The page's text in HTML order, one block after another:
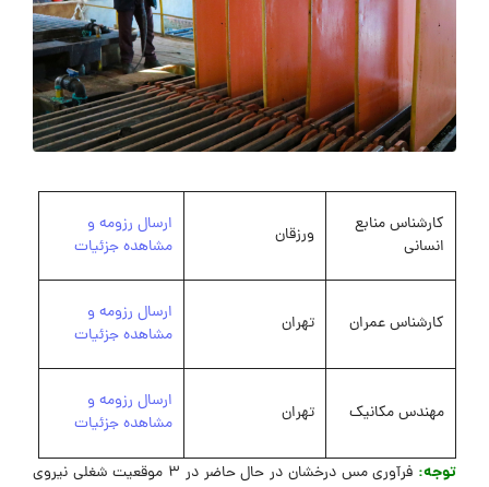
کارشناس منابع
انسانی
ورزقان
ارسال رزومه و
مشاهده جزئیات
کارشناس عمران تهران
ارسال رزومه و
مشاهده جزئیات
مهندس مکانیک تهران
ارسال رزومه و
مشاهده جزئیات
توجه:
فرآوری مس درخشان در حال حاضر در 3 موقعیت شغلی نیروی